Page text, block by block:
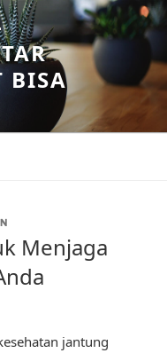
BISA
Menjaga
jantung